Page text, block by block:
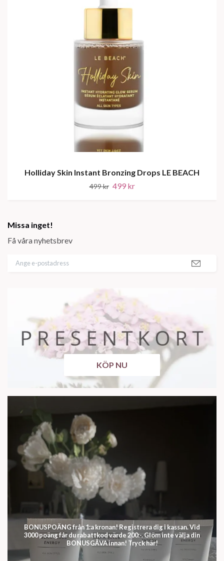
Missa inget!
Få våra nyhetsbrev
KÖP NU
BONUSPOÄNG från 1:a kronan! Registrera dig i kassan. Vid
3000 poäng får du rabattkod värde 200:-. Glöm inte välja din
BONUSGÅVA innan! Tryck här!
Holliday Skin Instant Bronzing Drops LE BEACH
499 kr 499 kr